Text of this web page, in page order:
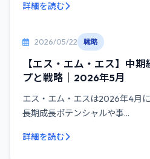
詳細を読む
2026/05/22 戦略
【エス・エム・エス】中
プと戦略｜2026年5月
エス・エム・エスは2026年4月
長期成長ポテンシャルや事...
詳細を読む